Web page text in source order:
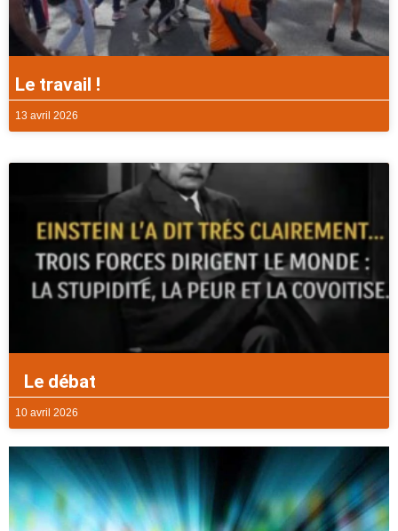
Le travail !
13 avril 2026
Le débat
10 avril 2026